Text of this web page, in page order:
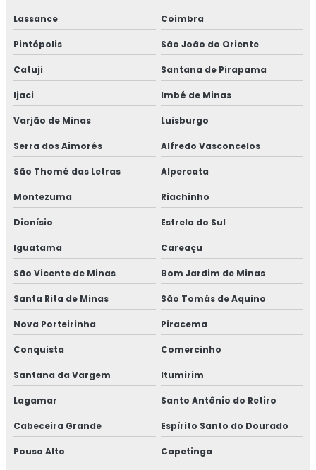
Lassance Coimbra
Pintópolis São João do Oriente
Catuji Santana de Pirapama
Ijaci Imbé de Minas
Varjão de Minas Luisburgo
Serra dos Aimorés Alfredo Vasconcelos
São Thomé das Letras Alpercata
Montezuma Riachinho
Dionísio Estrela do Sul
Iguatama Careaçu
São Vicente de Minas Bom Jardim de Minas
Santa Rita de Minas São Tomás de Aquino
Nova Porteirinha Piracema
Conquista Comercinho
Santana da Vargem Itumirim
Lagamar Santo Antônio do Retiro
Cabeceira Grande Espírito Santo do Dourado
Pouso Alto Capetinga